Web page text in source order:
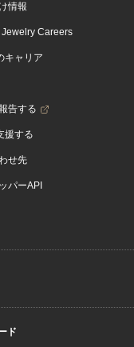
情報
Jewelry Careers
キャリア
告する
援する
せ先
パーAPI
ド